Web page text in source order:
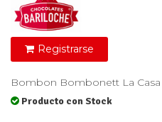
Registrarse
Bombon Bombonett La Casa
Producto con Stock